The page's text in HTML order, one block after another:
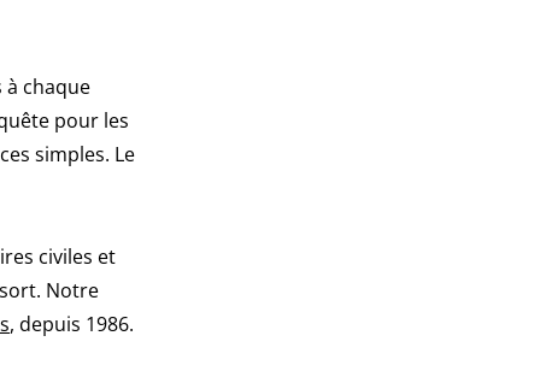
à chaque
pour les
simples. Le
civiles et
Notre
, depuis 1986.